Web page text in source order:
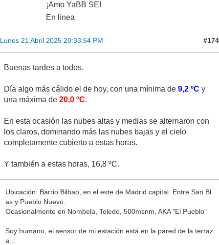
¡Amo YaBB SE!
En línea
Lunes 21 Abril 2025 20:33:54 PM #174
Buenas tardes a todos.
Día algo más cálido el de hoy, con una mínima de 9,2 ºC y
una máxima de 20,0 ºC.
En esta ocasión las nubes altas y medias se alternaron con
los claros, dominando más las nubes bajas y el cielo
completamente cubierto a estas horas.
Y también a estas horas, 16,8 ºC.
Ubicación: Barrio Bilbao, en el este de Madrid capital. Entre San Bl
as y Pueblo Nuevo.
Ocasionalmente en Nombela, Toledo, 500msnm, AKA "El Pueblo"
Soy humano, el sensor de mi estación está en la pared de la terraz
a...